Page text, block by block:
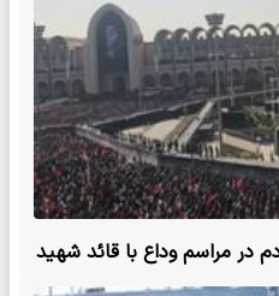
در مراسم وداع با قائد شهید